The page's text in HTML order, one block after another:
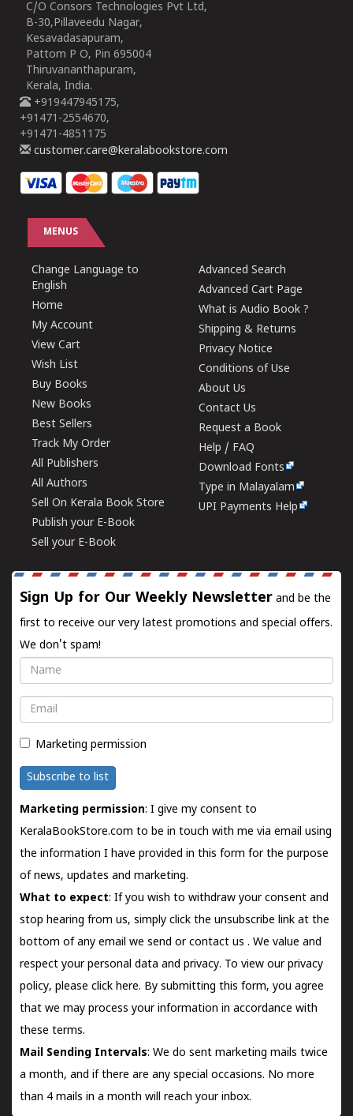
C/O Consors Technologies Pvt Ltd,
B-30,Pillaveedu Nagar,
Kesavadasapuram,
Pattom P O, Pin 695004
Thiruvananthapuram,
Kerala, India.
+919447945175,
+91471-2554670,
+91471-4851175
customer.care@keralabookstore.com
MENUS
Change Language to
English
Home
My Account
View Cart
Wish List
Buy Books
New Books
Best Sellers
Track My Order
All Publishers
All Authors
Sell On Kerala Book Store
Publish your E-Book
Sell your E-Book
Advanced Search
Advanced Cart Page
What is Audio Book ?
Shipping & Returns
Privacy Notice
Conditions of Use
About Us
Contact Us
Request a Book
Help / FAQ
Download Fonts
Type in Malayalam
UPI Payments Help
Sign Up for Our Weekly Newsletter and be the
first to receive our very latest promotions and special offers.
We don't spam!
Name
Email
Marketing permission
Subscribe to list
Marketing permission: I give my consent to
KeralaBookStore.com to be in touch with me via email using
the information I have provided in this form for the purpose
of news, updates and marketing.
What to expect: If you wish to withdraw your consent and
stop hearing from us, simply click the unsubscribe link at the
bottom of any email we send orcontact us . We value and
respect your personal data and privacy. To view our privacy
policy, please click here. By submitting this form, you agree
that we may process your information in accordance with
these terms.
Mail Sending Intervals: We do sent marketing mails twice
a month, and if there are any special occasions. No more
than 4 mails in a month will reach your inbox.